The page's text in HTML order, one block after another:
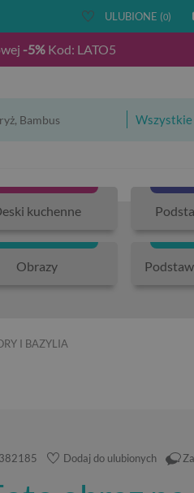
ULUBIONE (0)
-5%Kod: LATO5
Wszystkie
kuchenne
Obrazy
I BAZYLIA
Dodaj do ulubionych